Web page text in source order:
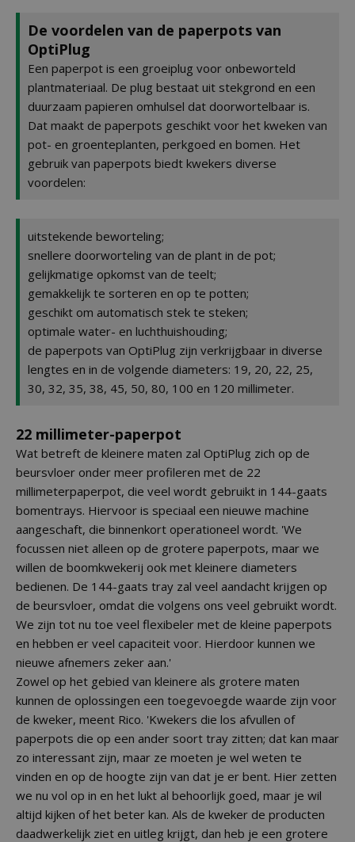
De voordelen van de paperpots van
OptiPlug
Een paperpot is een groeiplug voor onbeworteld
plantmateriaal. De plug bestaat uit stekgrond en een
duurzaam papieren omhulsel dat doorwortelbaar is.
Dat maakt de paperpots geschikt voor het kweken van
pot- en groenteplanten, perkgoed en bomen. Het
gebruik van paperpots biedt kwekers diverse
voordelen:
uitstekende beworteling;
snellere doorworteling van de plant in de pot;
gelijkmatige opkomst van de teelt;
gemakkelijk te sorteren en op te potten;
geschikt om automatisch stek te steken;
optimale water- en luchthuishouding;
de paperpots van OptiPlug zijn verkrijgbaar in diverse
lengtes en in de volgende diameters: 19, 20, 22, 25,
30, 32, 35, 38, 45, 50, 80, 100 en 120 millimeter.
22 millimeter-paperpot
Wat betreft de kleinere maten zal OptiPlug zich op de
beursvloer onder meer profileren met de 22
millimeterpaperpot, die veel wordt gebruikt in 144-gaats
bomentrays. Hiervoor is speciaal een nieuwe machine
aangeschaft, die binnenkort operationeel wordt. 'We
focussen niet alleen op de grotere paperpots, maar we
willen de boomkwekerij ook met kleinere diameters
bedienen. De 144-gaats tray zal veel aandacht krijgen op
de beursvloer, omdat die volgens ons veel gebruikt wordt.
We zijn tot nu toe veel flexibeler met de kleine paperpots
en hebben er veel capaciteit voor. Hierdoor kunnen we
nieuwe afnemers zeker aan.'
Zowel op het gebied van kleinere als grotere maten
kunnen de oplossingen een toegevoegde waarde zijn voor
de kweker, meent Rico. 'Kwekers die los afvullen of
paperpots die op een ander soort tray zitten; dat kan maar
zo interessant zijn, maar ze moeten je wel weten te
vinden en op de hoogte zijn van dat je er bent. Hier zetten
we nu vol op in en het lukt al behoorlijk goed, maar je wil
altijd kijken of het beter kan. Als de kweker de producten
daadwerkelijk ziet en uitleg krijgt, dan heb je een grotere